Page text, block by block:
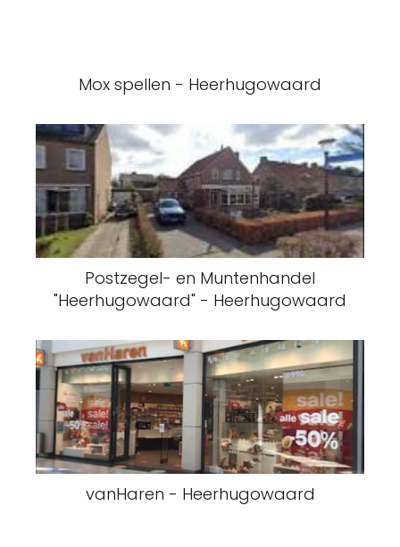
Mox spellen - Heerhugowaard
Postzegel- en Muntenhandel
"Heerhugowaard" - Heerhugowaard
vanHaren - Heerhugowaard